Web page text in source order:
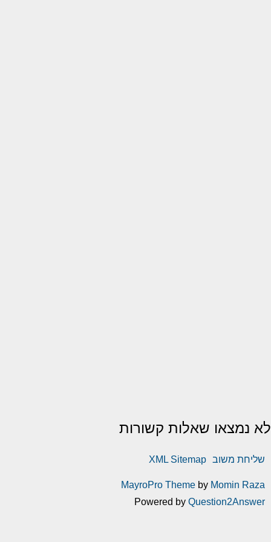
לא נמצאו שאלות קשורות
שליחת משוב XML Sitemap
MayroPro Theme by Momin Raza
Powered by Question2Answer